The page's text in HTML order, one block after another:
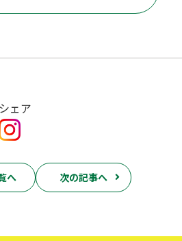
ェア
へ 次の記事へ